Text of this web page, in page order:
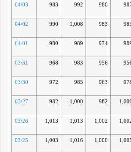
04/03 983 992 980
04/02 990 1,008 983
04/01 980 989 974
03/31 968 983 956
03/30 972 985 963
03/27 982 1,000 982
03/26 1,013 1,013 1,002
03/25 1,003 1,016 1,000